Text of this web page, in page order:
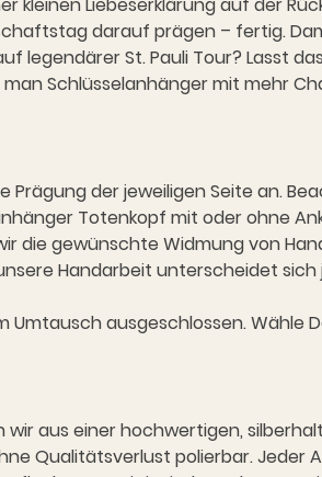
Liebeserklärung auf der
darauf prägen – fertig.
legendärer St. Pauli Tour? Lasst
Schlüsselanhänger mit mehr
der jeweiligen Seite an.
Totenkopf mit oder ohne
die gewünschte Widmung von
Handarbeit unterscheidet
ausgeschlossen. Wähle
aus einer hochwertigen,
Qualitätsverlust polierbar. Jeder